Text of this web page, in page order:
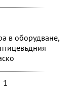
в оборудване,
1